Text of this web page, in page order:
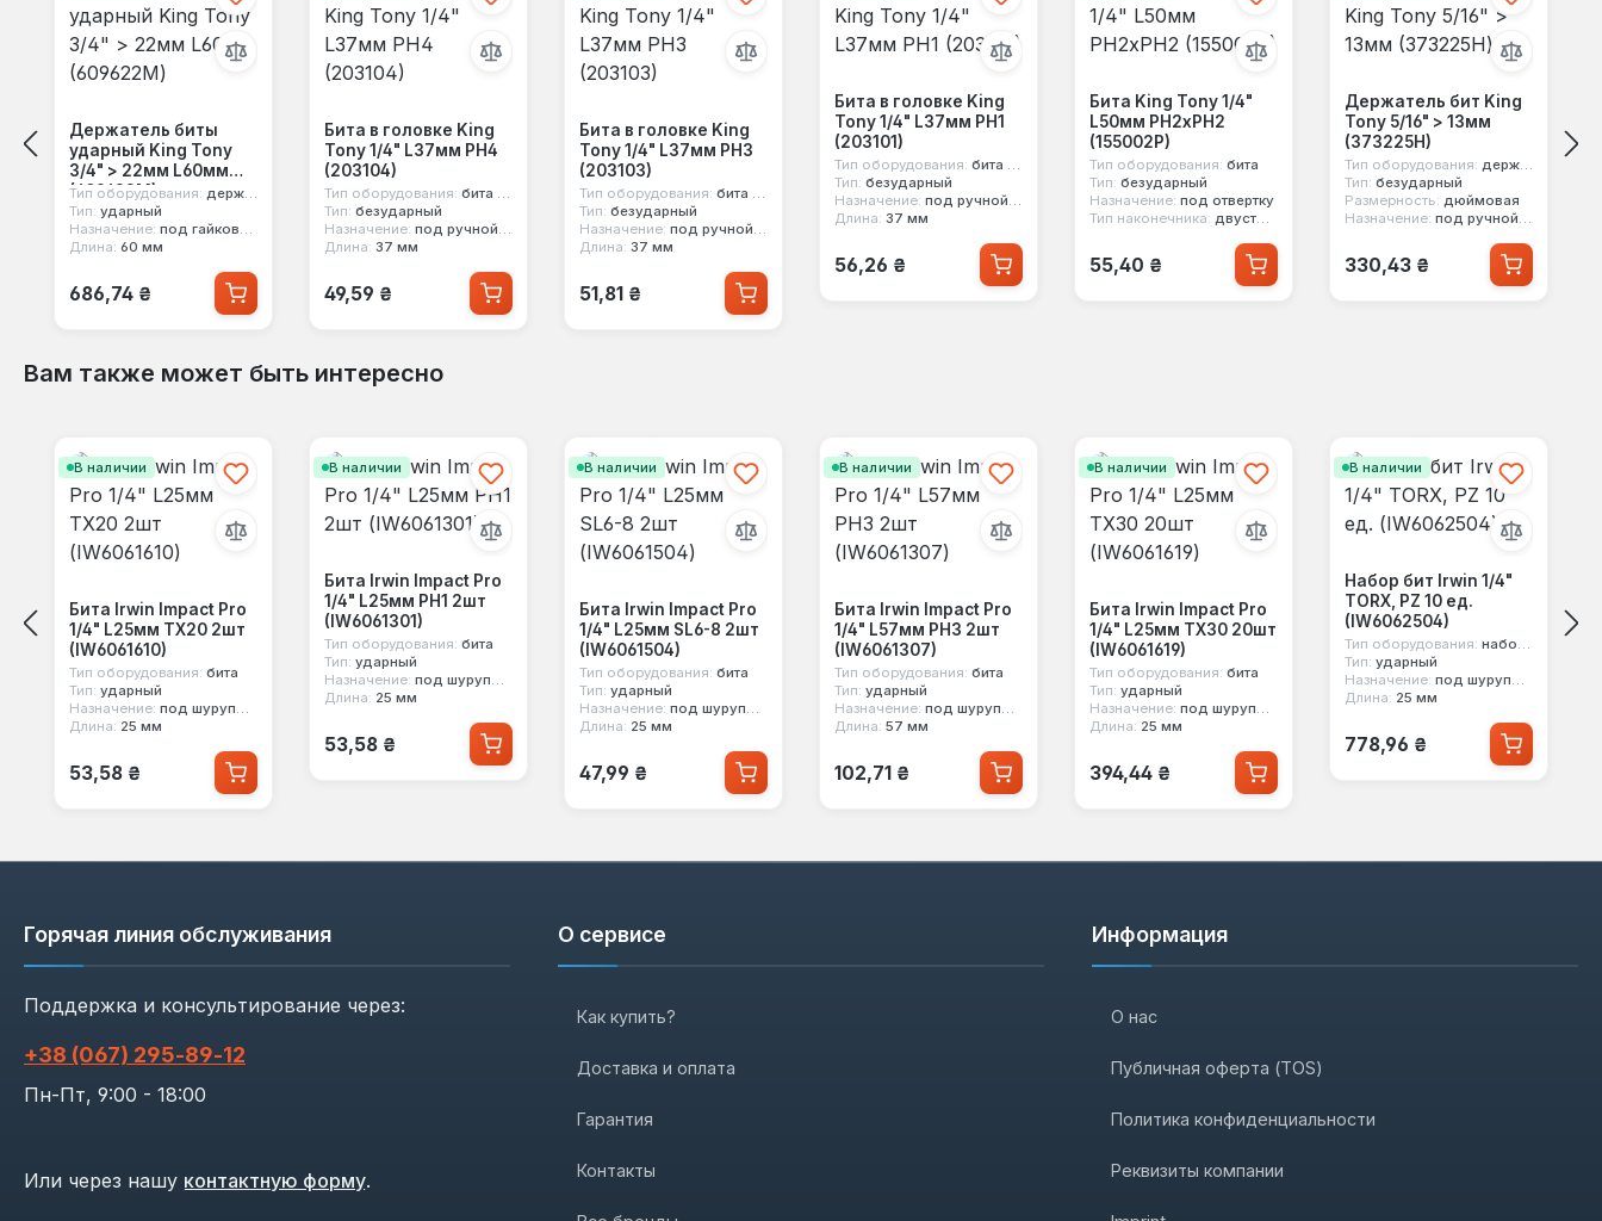
Держатель биты
ударный King Tony
3/4" > 22мм L60мм
(609622M)
Тип оборудования: держатель бит
Тип: ударный
Назначение: под гайковерт
Длина: 60 мм
Обычная цена:
686,74 ₴
Бита в головке King
Tony 1/4" L37мм PH4
(203104)
Тип оборудования: бита в головке
Тип: безударный
Назначение: под ручной инструмент
Длина: 37 мм
Обычная цена:
49,59 ₴
Бита в головке King
Tony 1/4" L37мм PH3
(203103)
Тип оборудования: бита в головке
Тип: безударный
Назначение: под ручной инструмент
Длина: 37 мм
Обычная цена:
51,81 ₴
Бита в головке King
Tony 1/4" L37мм PH1
(203101)
Тип оборудования: бита в головке
Тип: безударный
Назначение: под ручной инструмент
Длина: 37 мм
Обычная цена:
56,26 ₴
Бита King Tony 1/4"
L50мм PH2xPH2
(155002P)
Тип оборудования: бита
Тип: безударный
Назначение: под отвертку
Тип наконечника: двусторонние
Обычная цена:
55,40 ₴
Держатель бит King
Tony 5/16" > 13мм
(373225H)
Тип оборудования: держатель бит
Тип: безударный
Размерность: дюймовая
Назначение: под ручной инструмент
Обычная цена:
330,43 ₴
Вам также может быть интересно
В наличии
Бита Irwin Impact Pro
1/4" L25мм TX20 2шт
(IW6061610)
Тип оборудования: бита
Тип: ударный
Назначение: под шуруповерт
Длина: 25 мм
Обычная цена:
53,58 ₴
В наличии
Бита Irwin Impact Pro
1/4" L25мм PH1 2шт
(IW6061301)
Тип оборудования: бита
Тип: ударный
Назначение: под шуруповерт
Длина: 25 мм
Обычная цена:
53,58 ₴
В наличии
Бита Irwin Impact Pro
1/4" L25мм SL6-8 2шт
(IW6061504)
Тип оборудования: бита
Тип: ударный
Назначение: под шуруповерт
Длина: 25 мм
Обычная цена:
47,99 ₴
В наличии
Бита Irwin Impact Pro
1/4" L57мм PH3 2шт
(IW6061307)
Тип оборудования: бита
Тип: ударный
Назначение: под шуруповерт
Длина: 57 мм
Обычная цена:
102,71 ₴
В наличии
Бита Irwin Impact Pro
1/4" L25мм TX30 20шт
(IW6061619)
Тип оборудования: бита
Тип: ударный
Назначение: под шуруповерт
Длина: 25 мм
Обычная цена:
394,44 ₴
В наличии
Набор бит Irwin 1/4"
TORX, PZ 10 ед.
(IW6062504)
Тип оборудования: набор бит
Тип: ударный
Назначение: под шуруповерт
Длина: 25 мм
Обычная цена:
778,96 ₴
Горячая линия обслуживания
Поддержка и консультирование через:
+38 (067) 295‑89‑12
Пн-Пт, 9:00 - 18:00
Или через нашу контактную форму.
О сервисе
Как купить?
Доставка и оплата
Гарантия
Контакты
Информация
О нас
Публичная оферта (TOS)
Политика конфиденциальности
Реквизиты компании